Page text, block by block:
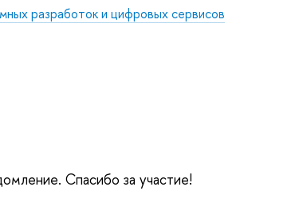
разработок и цифровых сервисов
Спасибо за участие!